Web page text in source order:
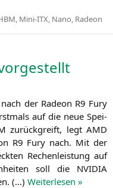
Mini-ITX Nano Radeon
der Rade­on R9 Fury
auf die neue Spei­
zurück­greift, legt AMD
R9 Fury nach. Mit der
Rechen­leis­tung auf
soll die NVIDIA
(…) Wei­ter­le­sen »